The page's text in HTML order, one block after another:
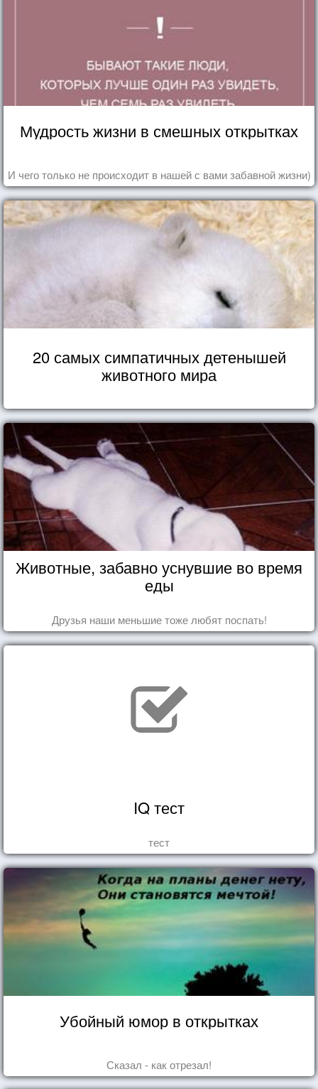
Мудрость жизни в смешных открытках
И чего только не происходит в нашей с вами забавной жизни)
20 самых симпатичных детенышей
животного мира
Животные, забавно уснувшие во время
еды
Друзья наши меньшие тоже любят поспать!
IQ тест
тест
Убойный юмор в открытках
Сказал - как отрезал!